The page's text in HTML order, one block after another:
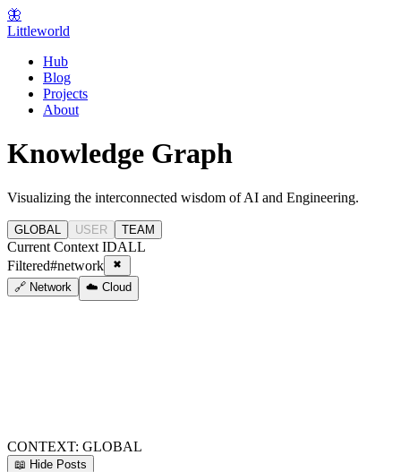
🦋
Littleworld
Hub
Blog
Projects
About
Knowledge Graph
Visualizing the interconnected wisdom of AI and Engineering.
GLOBAL USER TEAM
Current Context IDALL
Filtered#network
🔗 Network ☁️ Cloud
CONTEXT: GLOBAL
📖 Hide Posts